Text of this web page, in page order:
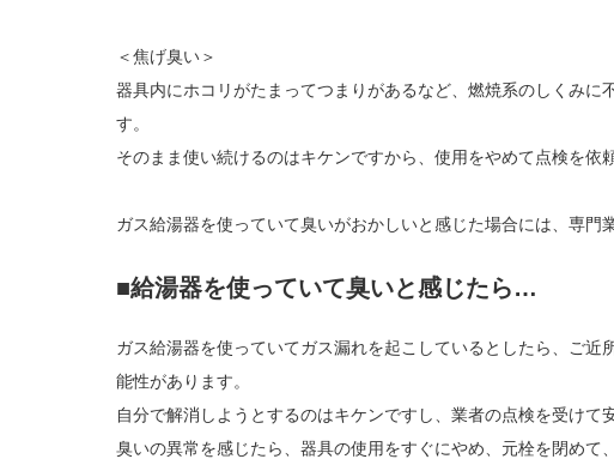
＜焦げ臭い＞
器具内にホコリがたまってつまりがあるなど、燃焼系のしくみに
す。
そのまま使い続けるのはキケンですから、使用をやめて点検を依
ガス給湯器を使っていて臭いがおかしいと感じた場合には、専門
■給湯器を使っていて臭いと感じたら…
ガス給湯器を使っていてガス漏れを起こしているとしたら、ご近
能性があります。
自分で解消しようとするのはキケンですし、業者の点検を受けて
臭いの異常を感じたら、器具の使用をすぐにやめ、元栓を閉めて